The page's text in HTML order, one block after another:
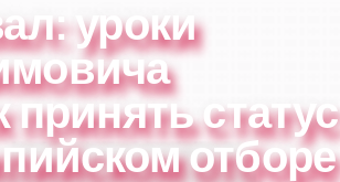
уроки
статус
отборе